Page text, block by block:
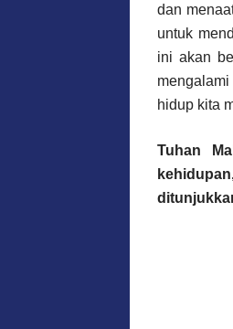
dan
untuk
ini akan
hidup kita
Tuhan